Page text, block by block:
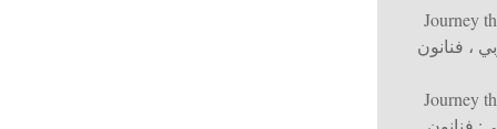
Journey
، فنانون
Journey